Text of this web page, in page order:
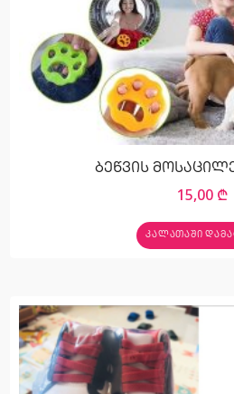
ბეწვის
15,00 ₾
ᲙᲐᲚᲐᲗᲐᲨᲘ